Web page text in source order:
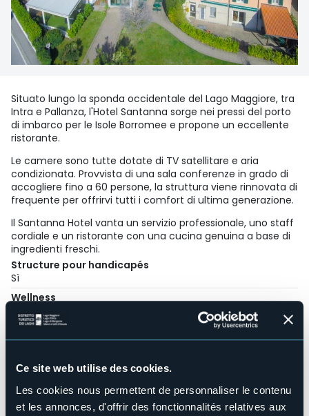
Ce site web utilise des cookies.
Les cookies nous permettent de personnaliser le contenu
et les annonces, d'offrir des fonctionnalités relatives aux
Situato lungo la sponda occidentale del Lago Maggiore, tra
Intra e Pallanza, l'Hotel Santanna sorge nei pressi del porto
di imbarco per le Isole Borromee e propone un eccellente
ristorante.
Le camere sono tutte dotate di TV satellitare e aria
condizionata. Provvista di una sala conferenze in grado di
accogliere fino a 60 persone, la struttura viene rinnovata di
frequente per offrirvi tutti i comfort di ultima generazione.
Il Santanna Hotel vanta un servizio professionale, uno staff
cordiale e un ristorante con una cucina genuina a base di
ingredienti freschi.
Structure pour handicapés
Sì
Wellness
No
Salles de conférences
No
Piscine
No
Animaux acceptés
Sì